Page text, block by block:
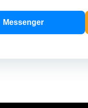
Messenger